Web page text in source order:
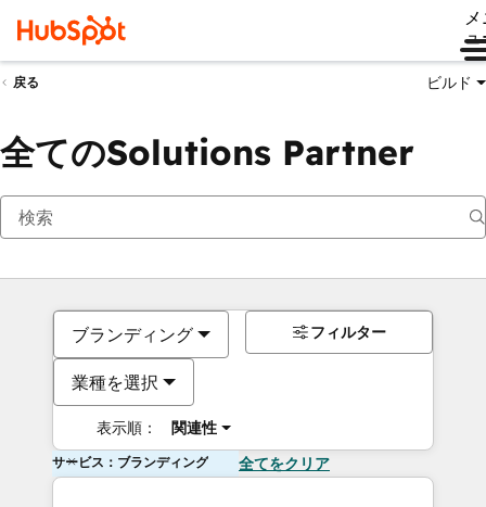
ュ
戻る ビルド
全てのSolutions Partner
ブランディング
業種を選択
表示順： 関連性
フィルター
サービス：ブランディング 全てをクリア